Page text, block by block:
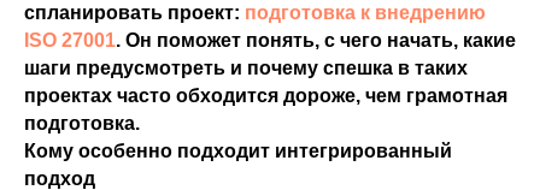
спланировать проект: подготовка к внедрению
ISO 27001. Он поможет понять, с чего начать, какие
шаги предусмотреть и почему спешка в таких
проектах часто обходится дороже, чем грамотная
подготовка.
Кому особенно подходит интегрированный
подход